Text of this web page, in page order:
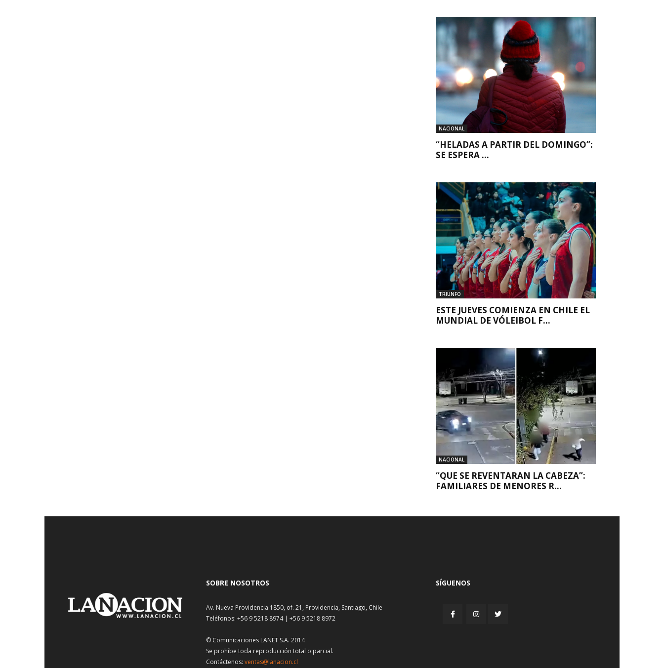
NACIONAL
“HELADAS A PARTIR DEL DOMINGO”:
SE ESPERA ...
TRIUNFO
ESTE JUEVES COMIENZA EN CHILE EL
MUNDIAL DE VÓLEIBOL F...
NACIONAL
“QUE SE REVENTARAN LA CABEZA”:
FAMILIARES DE MENORES R...
SOBRE NOSOTROS
Av. Nueva Providencia 1850, of. 21, Providencia, Santiago, Chile
Teléfonos: +56 9 5218 8974 | +56 9 5218 8972
© Comunicaciones LANET S.A. 2014
Se prohíbe toda reproducción total o parcial.
Contáctenos: ventas@lanacion.cl
SÍGUENOS